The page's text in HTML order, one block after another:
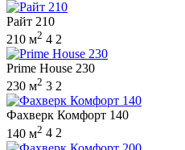
Райт 210
210 м2 4 2
Prime House 230
230 м2 3 2
Фахверк Комфорт 140
140 м2 4 2